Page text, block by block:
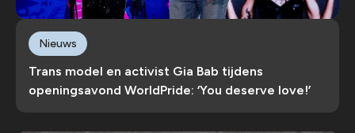
Trans model en activist Gia Bab tijdens
openingsavond WorldPride: ‘You deserve love!’
Nieuws